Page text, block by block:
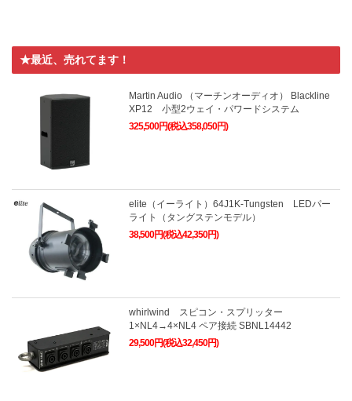
★最近、売れてます！
Martin Audio （マーチンオーディオ） Blackline
XP12 小型2ウェイ・パワードシステム
325,500円(税込358,050円)
elite（イーライト）64J1K-Tungsten LEDパー
ライト（タングステンモデル）
38,500円(税込42,350円)
whirlwind スピコン・スプリッター
1×NL4→4×NL4 ペア接続 SBNL14442
29,500円(税込32,450円)